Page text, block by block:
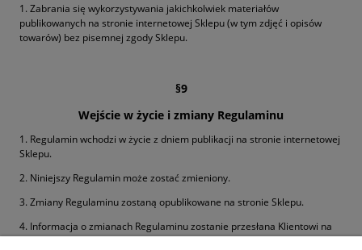
1. Zabrania się wykorzystywania jakichkolwiek materiałów
publikowanych na stronie internetowej Sklepu (w tym zdjęć i opisów
towarów) bez pisemnej zgody Sklepu.
§9
Wejście w życie i zmiany Regulaminu
1. Regulamin wchodzi w życie z dniem publikacji na stronie internetowej
Sklepu.
2. Niniejszy Regulamin może zostać zmieniony.
3. Zmiany Regulaminu zostaną opublikowane na stronie Sklepu.
4. Informacja o zmianach Regulaminu zostanie przesłana Klientowi na
adres email wskazany w zamówieniu.